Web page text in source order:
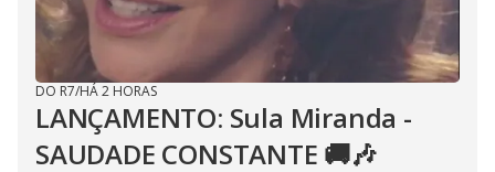
DO R7/HÁ 2 HORAS
LANÇAMENTO: Sula Miranda -
SAUDADE CONSTANTE 🚚🎶